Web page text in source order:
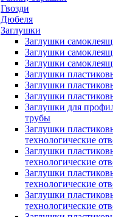
Гвозди
Дюбеля
Заглушки
Заглушки
Заглушки
Заглушки
Заглушки
Заглушки
Заглушки
Заглушки для
трубы
Заглушки
технологические
Заглушки
технологические
Заглушки
технологические
Заглушки
технологические